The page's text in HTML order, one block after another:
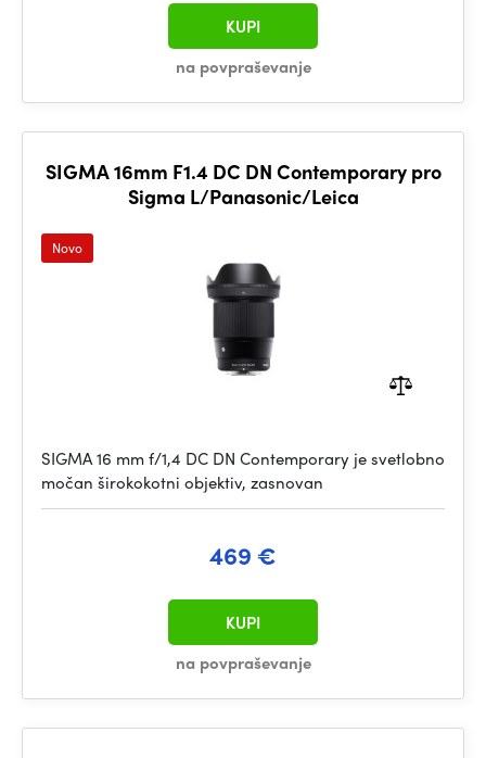
na povpraševanje
KUPI
SIGMA 16mm F1.4 DC DN Contemporary pro
Sigma L/Panasonic/Leica
Novo
SIGMA 16 mm f/1,4 DC DN Contemporary je svetlobno
močan širokokotni objektiv, zasnovan
469 €
na povpraševanje
KUPI